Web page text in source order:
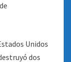
Unidos
dos